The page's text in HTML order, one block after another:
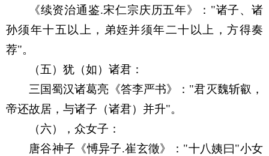
《续资治通鉴.宋仁宗庆历五年》： "诸子、诸
孙须年十五以上，弟姪并须年二十以上，方得奏
荐"。
（五）犹（如）诸君：
三国蜀汉诸葛亮《答李严书》： "君灭魏斩叡，
帝还故居，与诸子（诸君）并升"。
（六），众女子：
唐谷神子《愽异子.崔玄徵》： "十八姨曰"小女